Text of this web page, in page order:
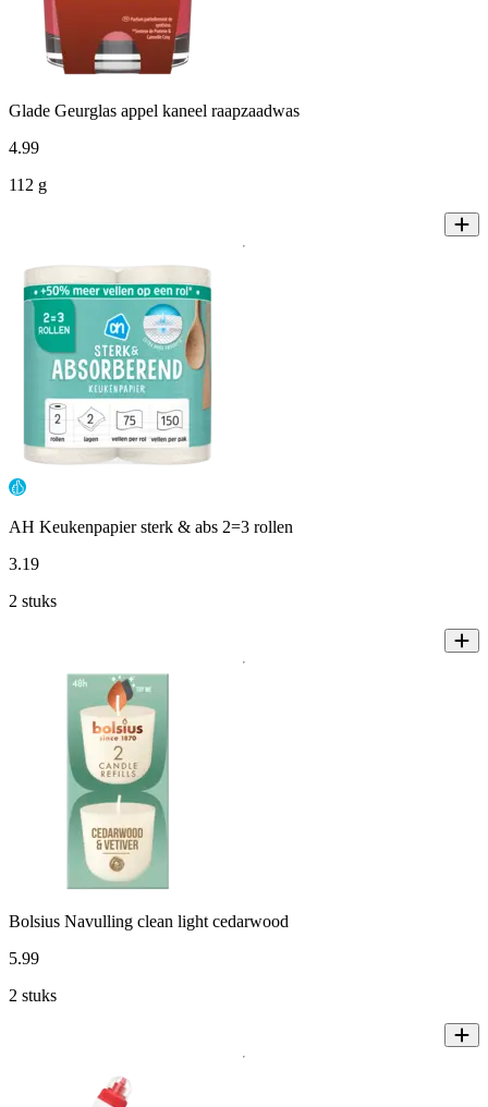
Glade Geurglas appel kaneel raapzaadwas
4.99
112 g
AH Keukenpapier sterk & abs 2=3 rollen
3.19
2 stuks
Bolsius Navulling clean light cedarwood
5.99
2 stuks